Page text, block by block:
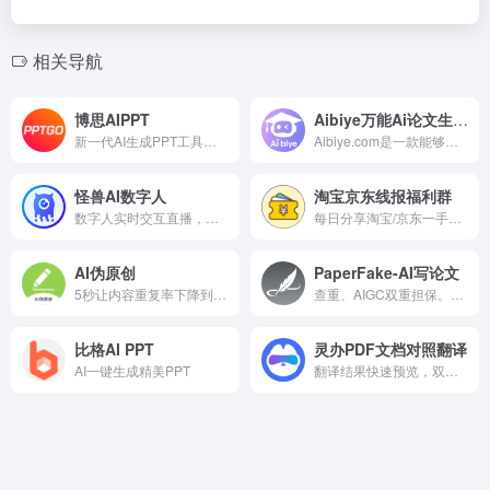
相关导航
博思AIPPT Aibiye万能Ai论文生成（专业版）
怪兽AI数字人 淘宝京东线报福利群
AI伪原创 PaperFake-AI写论文
比格AI PPT
AI一键生成精美PPT
灵办PDF文档对照翻译